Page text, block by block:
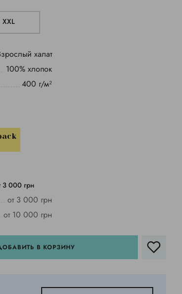
XXL
халат
100% хлопок
400 г/м²
3 000 грн
от 3 000 грн
от 10 000 грн
В КОРЗИНУ